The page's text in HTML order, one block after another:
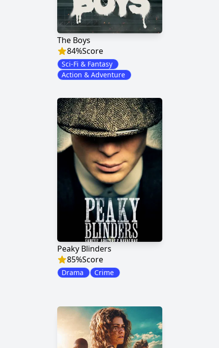
The Boys
84%Score
Sci-Fi & Fantasy
Action & Adventure
Peaky Blinders
85%Score
Drama Crime